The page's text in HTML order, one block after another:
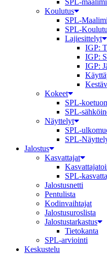
Koulutus
SPL-
SPL-
Lajiesittelyt
IGP:
IGP:
IGP:
Kokeet
SPL-
SPL-
Näyttelyt
SPL-
SPL-
Jalostus
Kasvattajat
SPL-
Jalostusnetti
Pentulista
Kodinvaihtajat
Jalostusuroslista
Jalostustarkastus
Tietokanta
SPL-arviointi
Keskustelu